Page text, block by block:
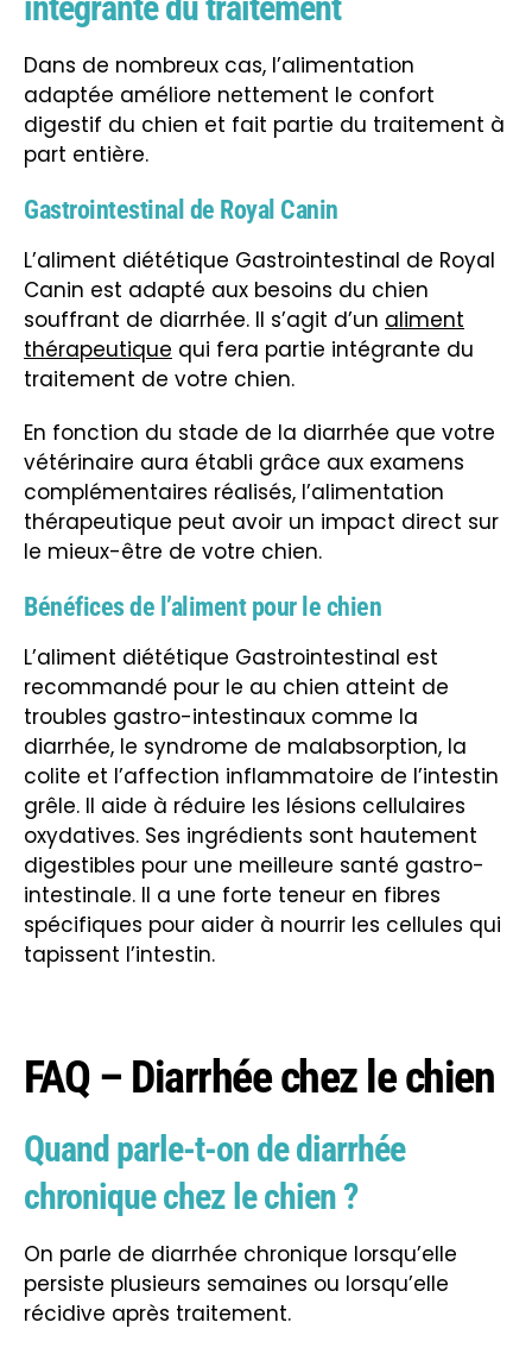
Dans de nombreux cas, l’alimentation
adaptée améliore nettement le confort
digestif du chien et fait partie du traitement à
part entière.
Gastrointestinal de Royal Canin
L’aliment diététique Gastrointestinal de Royal
Canin est adapté aux besoins du chien
souffrant de diarrhée. Il s’agit d’un aliment
thérapeutique qui fera partie intégrante du
traitement de votre chien.
En fonction du stade de la diarrhée que votre
vétérinaire aura établi grâce aux examens
complémentaires réalisés, l’alimentation
thérapeutique peut avoir un impact direct sur
le mieux-être de votre chien.
Bénéfices de l’aliment pour le chien
L’aliment diététique Gastrointestinal est
recommandé pour le au chien atteint de
troubles gastro-intestinaux comme la
diarrhée, le syndrome de malabsorption, la
colite et l’affection inflammatoire de l’intestin
grêle. Il aide à réduire les lésions cellulaires
oxydatives. Ses ingrédients sont hautement
digestibles pour une meilleure santé gastro-
intestinale. Il a une forte teneur en fibres
spécifiques pour aider à nourrir les cellules qui
tapissent l’intestin.
FAQ – Diarrhée chez le chien
Quand parle-t-on de diarrhée
chronique chez le chien ?
On parle de diarrhée chronique lorsqu’elle
persiste plusieurs semaines ou lorsqu’elle
récidive après traitement.